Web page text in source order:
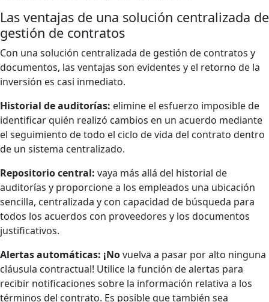
Las ventajas de una solución centralizada de
gestión de contratos
Con una solución centralizada de gestión de contratos y
documentos, las ventajas son evidentes y el retorno de la
inversión es casi inmediato.
Historial de auditorías: elimine el esfuerzo imposible de
identificar quién realizó cambios en un acuerdo mediante
el seguimiento de todo el ciclo de vida del contrato dentro
de un sistema centralizado.
Repositorio central: vaya más allá del historial de
auditorías y proporcione a los empleados una ubicación
sencilla, centralizada y con capacidad de búsqueda para
todos los acuerdos con proveedores y los documentos
justificativos.
Alertas automáticas: ¡Novuelva a pasar por alto ninguna
cláusula contractual! Utilice la función de alertas para
recibir notificaciones sobre la información relativa a los
términos del contrato. Es posible que también sea